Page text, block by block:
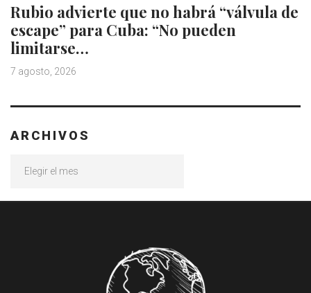
Rubio advierte que no habrá “válvula de
escape” para Cuba: “No pueden
limitarse…
7 agosto, 2026
ARCHIVOS